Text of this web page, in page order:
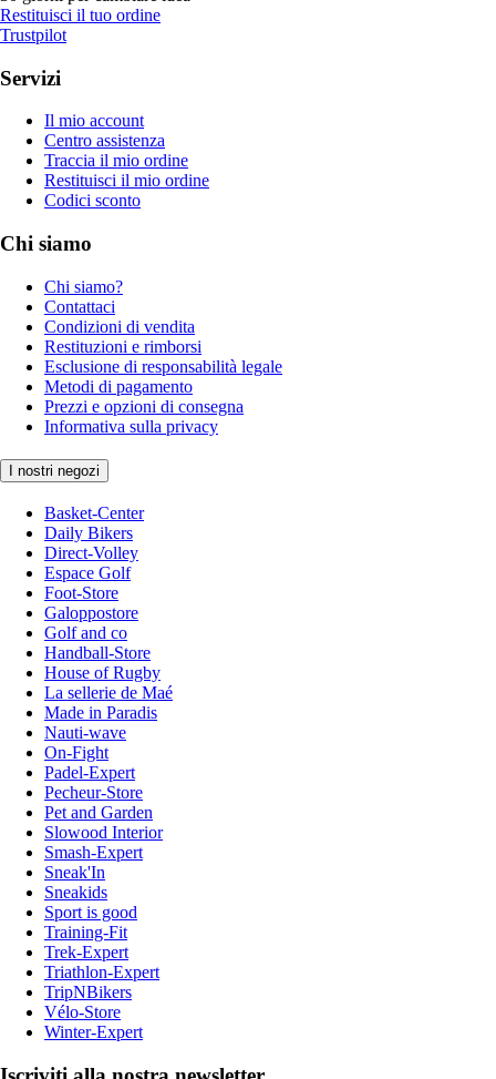
Restituisci il tuo ordine
Trustpilot
Servizi
Il mio account
Centro assistenza
Traccia il mio ordine
Restituisci il mio ordine
Codici sconto
Chi siamo
Chi siamo?
Contattaci
Condizioni di vendita
Restituzioni e rimborsi
Esclusione di responsabilità legale
Metodi di pagamento
Prezzi e opzioni di consegna
Informativa sulla privacy
I nostri negozi
Basket-Center
Daily Bikers
Direct-Volley
Espace Golf
Foot-Store
Galoppostore
Golf and co
Handball-Store
House of Rugby
La sellerie de Maé
Made in Paradis
Nauti-wave
On-Fight
Padel-Expert
Pecheur-Store
Pet and Garden
Slowood Interior
Smash-Expert
Sneak'In
Sneakids
Sport is good
Training-Fit
Trek-Expert
Triathlon-Expert
TripNBikers
Vélo-Store
Winter-Expert